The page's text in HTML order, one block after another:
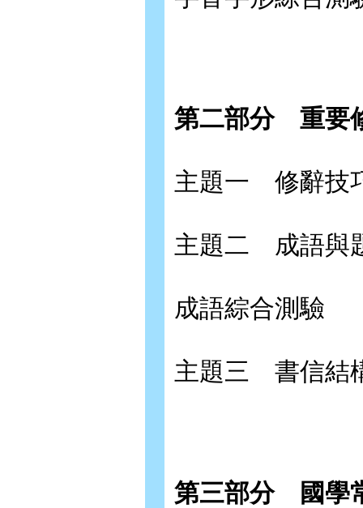
第二部分 重要
主題一 修辭技
主題二 成語與
成語綜合測驗
主題三 書信結
第三部分 國學